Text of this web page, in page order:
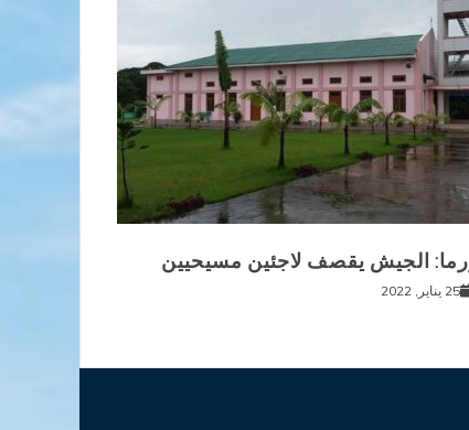
الجيش يقصف لاجئين مسيحيين
25 يناير, 2022